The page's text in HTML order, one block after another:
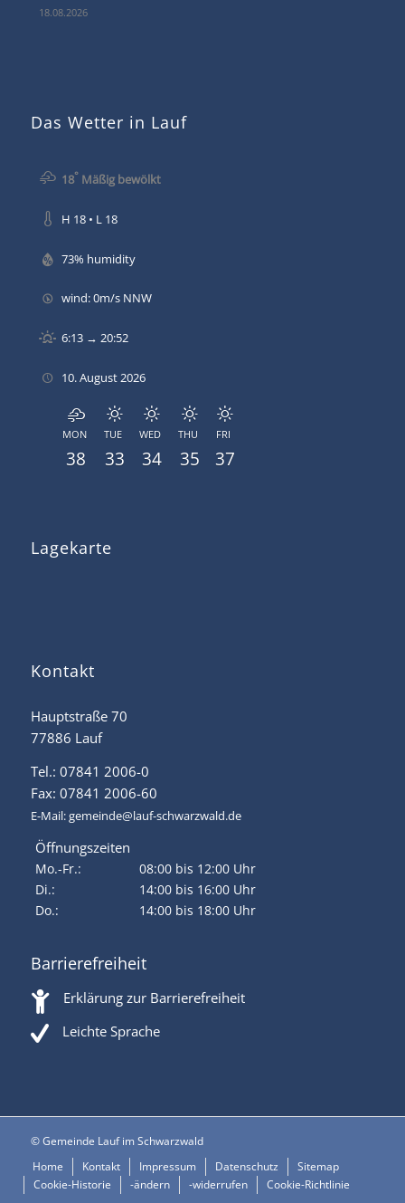
18.08.2026
Das Wetter in Lauf
18° Mäßig bewölkt
H 18 • L 18
73% humidity
wind: 0m/s NNW
6:13 → 20:52
10. August 2026
MON
38
TUE
33
WED
34
THU
35
FRI
37
Lagekarte
Kontakt
Hauptstraße 70
77886 Lauf
Tel.: 07841 2006-0
Fax: 07841 2006-60
E-Mail:gemeinde@lauf-schwarzwald.de
Öffnungszeiten
Mo.-Fr.:
08:00 bis 12:00 Uhr
Di.:
14:00 bis 16:00 Uhr
Do.:
14:00 bis 18:00 Uhr
Barrierefreiheit
Erklärung zur Barrierefreiheit
Leichte Sprache
© Gemeinde Lauf im Schwarzwald
Home
Kontakt Impressum Datenschutz
Sitemap
Cookie-Historie
-ändern -widerrufen Cookie-Richtlinie